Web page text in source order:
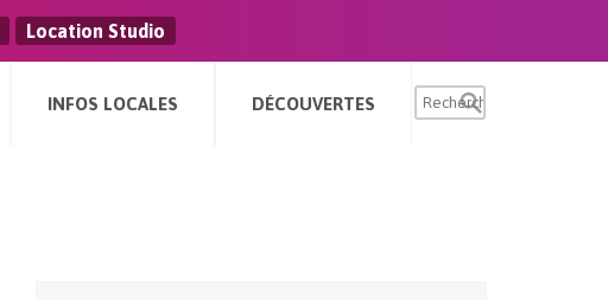
Location Studio
INFOS LOCALES DÉCOUVERTES